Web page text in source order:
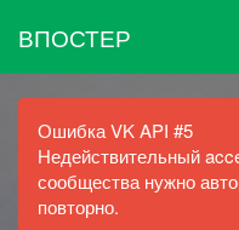
ВПОСТЕР
Ошибка VK API #5
Недействительный
сообщества нужно
повторно.